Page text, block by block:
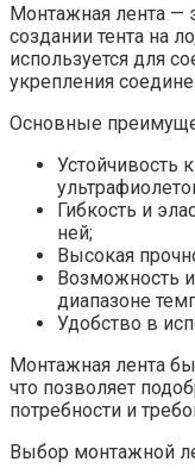
Монтажная лента —
создании тента на
используется для
укрепления
Основные
Устойчивость
Гибкость и
ней;
Высокая
Возможность
диапазоне
Удобство в
Монтажная лента
что позволяет
потребности и
Выбор монтажной